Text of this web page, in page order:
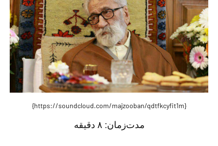
{https://soundcloud.com/majzooban/qdtfkcyfit1m}
مدت‌زمان: ۸ دقیقه